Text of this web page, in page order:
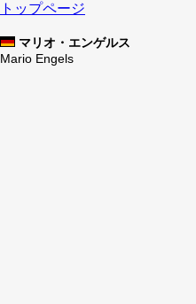
トップページ
マリオ・エンゲルス
Mario Engels